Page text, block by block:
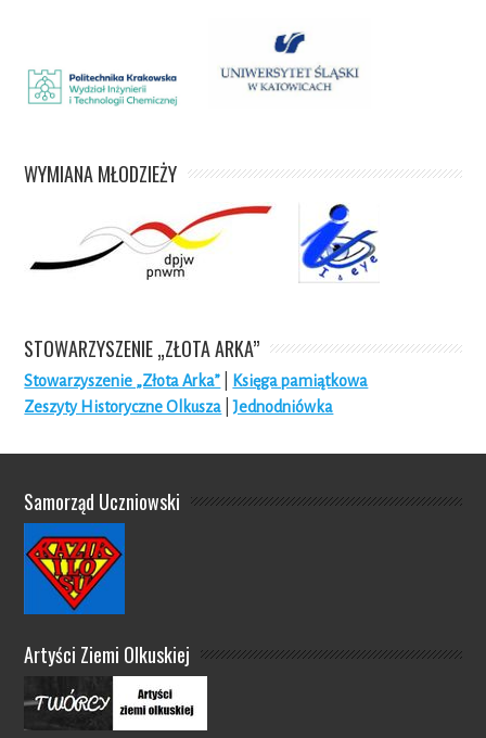
WYMIANA MŁODZIEŻY
STOWARZYSZENIE „ZŁOTA ARKA”
Stowarzyszenie „Złota Arka”
Księga pamiątkowa
Zeszyty Historyczne Olkusza |Jednodniówka
Samorząd Uczniowski
Artyści Ziemi Olkuskiej